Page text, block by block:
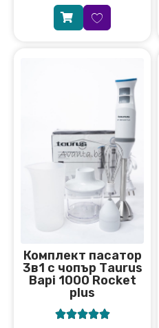
Комплект пасатор
3в1 с чопър Тaurus
Bapi 1000 Rocket
plus
